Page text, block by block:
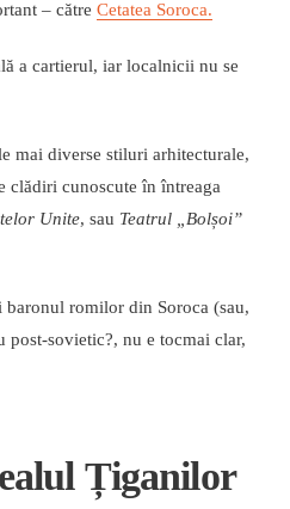
– către Cetatea Soroca.
a cartierul, iar localnicii nu se
mai diverse stiluri arhitecturale,
clădiri cunoscute în întreaga
Unite, sau Teatrul „Bolșoi”
baronul romilor din Soroca (sau,
sovietic?, nu e tocmai clar,
Țiganilor